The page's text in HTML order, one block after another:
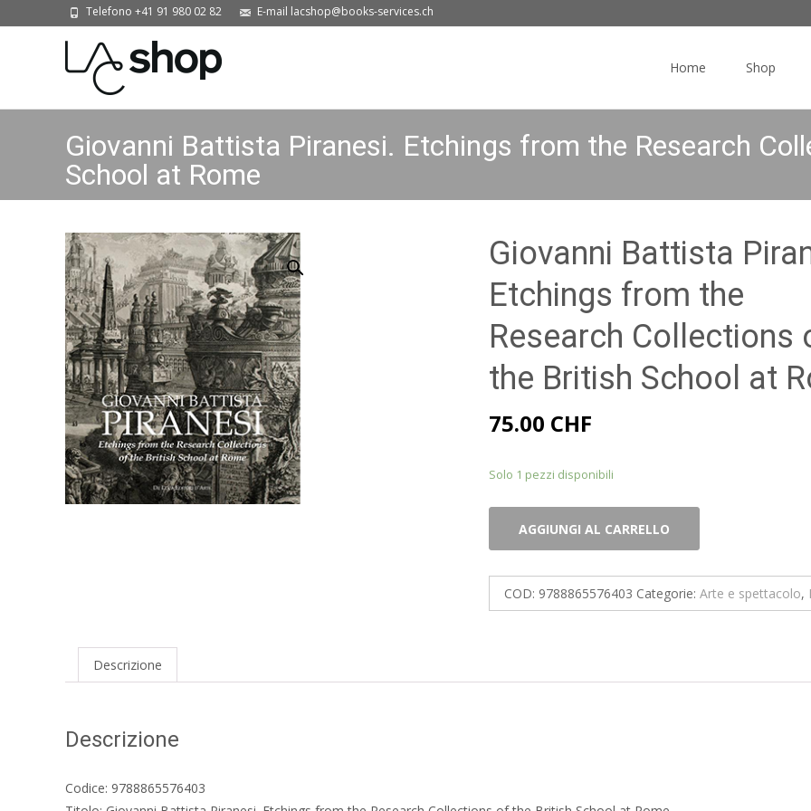
Telefono +41 91 980 02 82 E-mail lacshop@books-services.ch
Home Shop
Giovanni Battista Piranesi. Etchings from the Research
School at Rome
Giovanni Battista
Etchings from the
Research Collections
the British School at
75.00 CHF
Solo 1 pezzi disponibili
Battista
Etchings
from
AGGIUNGI AL CARRELLO
COD: 9788865576403 Categorie: Arte e spettacolo,
Descrizione
Descrizione
Codice: 9788865576403